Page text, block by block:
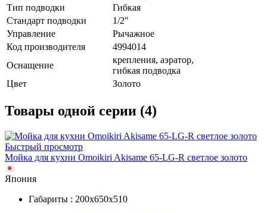
Тип подводки
Гибкая
Стандарт подводки
1/2"
Управление
Рычажное
Код производителя
4994014
Оснащение
крепления, аэратор,
гибкая подводка
Цвет
Золото
Товары одной серии (4)
Быстрый просмотр
Мойка для кухни Omoikiri Akisame 65-LG-R светлое золото
Япония
Габариты : 200х650х510